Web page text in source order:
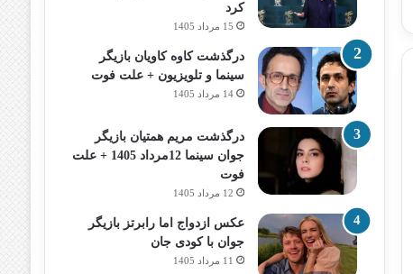
کرد
15 مرداد 1405
درگذشت کاوه کاویان بازیگر
سینما و تلویزیون + علت فوت
14 مرداد 1405
درگذشت مریم همتیان بازیگر
جوان سینما 12مرداد 1405 + علت
فوت
12 مرداد 1405
عکس ازدواج اما رابرتز بازیگر
جوان با کودی جان
11 مرداد 1405